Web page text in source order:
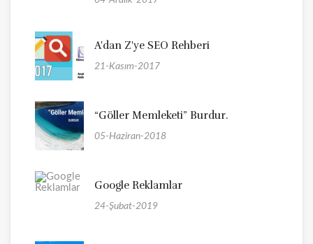
A'dan Z'ye SEO Rehberi
21-Kasım-2017
“Göller Memleketi” Burdur.
05-Haziran-2018
Google Reklamlar
24-Şubat-2019